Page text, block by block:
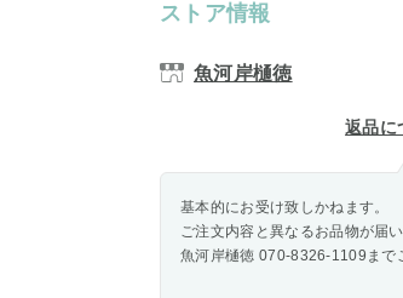
ストア情報
魚河岸樋徳
返品に
基本的にお受け致しかねます。
ご注文内容と異なるお品物が届
魚河岸樋徳 070-8326-1109まで